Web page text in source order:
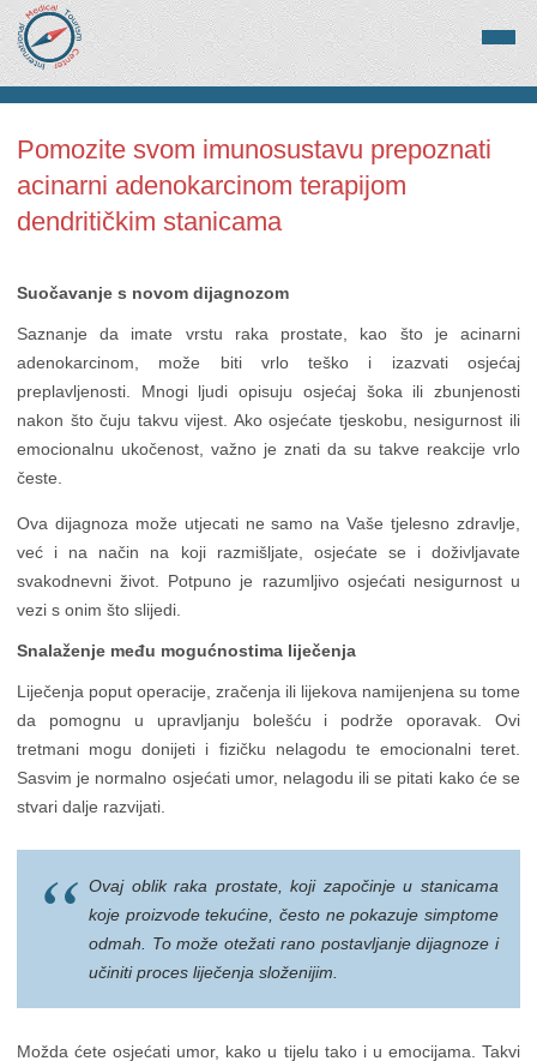
Pomozite svom imunosustavu prepoznati
acinarni adenokarcinom terapijom
dendritičkim stanicama
Suočavanje s novom dijagnozom
Saznanje da imate vrstu raka prostate, kao što je acinarni
adenokarcinom, može biti vrlo teško i izazvati osjećaj
preplavljenosti. Mnogi ljudi opisuju osjećaj šoka ili zbunjenosti
nakon što čuju takvu vijest. Ako osjećate tjeskobu, nesigurnost ili
emocionalnu ukočenost, važno je znati da su takve reakcije vrlo
česte.
Ova dijagnoza može utjecati ne samo na Vaše tjelesno zdravlje,
već i na način na koji razmišljate, osjećate se i doživljavate
svakodnevni život. Potpuno je razumljivo osjećati nesigurnost u
vezi s onim što slijedi.
Snalaženje među mogućnostima liječenja
Liječenja poput operacije, zračenja ili lijekova namijenjena su tome
da pomognu u upravljanju bolešću i podrže oporavak. Ovi
tretmani mogu donijeti i fizičku nelagodu te emocionalni teret.
Sasvim je normalno osjećati umor, nelagodu ili se pitati kako će se
stvari dalje razvijati.
Ovaj oblik raka prostate, koji započinje u stanicama
koje proizvode tekućine, često ne pokazuje simptome
odmah. To može otežati rano postavljanje dijagnoze i
učiniti proces liječenja složenijim.
Možda ćete osjećati umor, kako u tijelu tako i u emocijama. Takvi